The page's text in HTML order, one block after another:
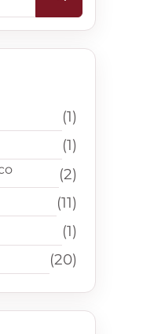
(1)
(1)
(2)
(11)
(1)
(20)